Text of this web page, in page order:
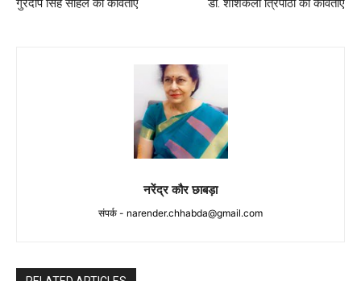
गुरदीप सिंह सोहल की कविताएँ डॉ. शशिकला त्रिपाठी की कविताएँ
नरेंद्र कौर छाबड़ा
संपर्क - narender.chhabda@gmail.com